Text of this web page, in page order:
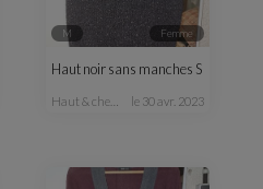
M femme
Haut noir sans manches S
haut & chemisier le 30 avr. 2023